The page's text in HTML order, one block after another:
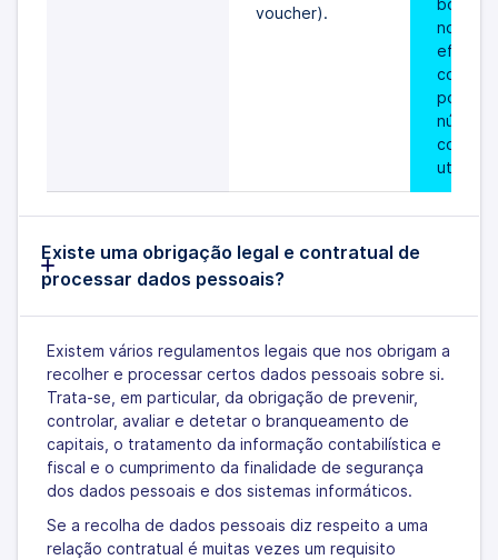
voucher).
no
efeitos
número
Existe uma obrigação legal e contratual de
processar dados pessoais?
Existem vários regulamentos legais que nos obrigam a
recolher e processar certos dados pessoais sobre si.
Trata-se, em particular, da obrigação de prevenir,
controlar, avaliar e detetar o branqueamento de
capitais, o tratamento da informação contabilística e
fiscal e o cumprimento da finalidade de segurança
dos dados pessoais e dos sistemas informáticos.
Se a recolha de dados pessoais diz respeito a uma
relação contratual é muitas vezes um requisito